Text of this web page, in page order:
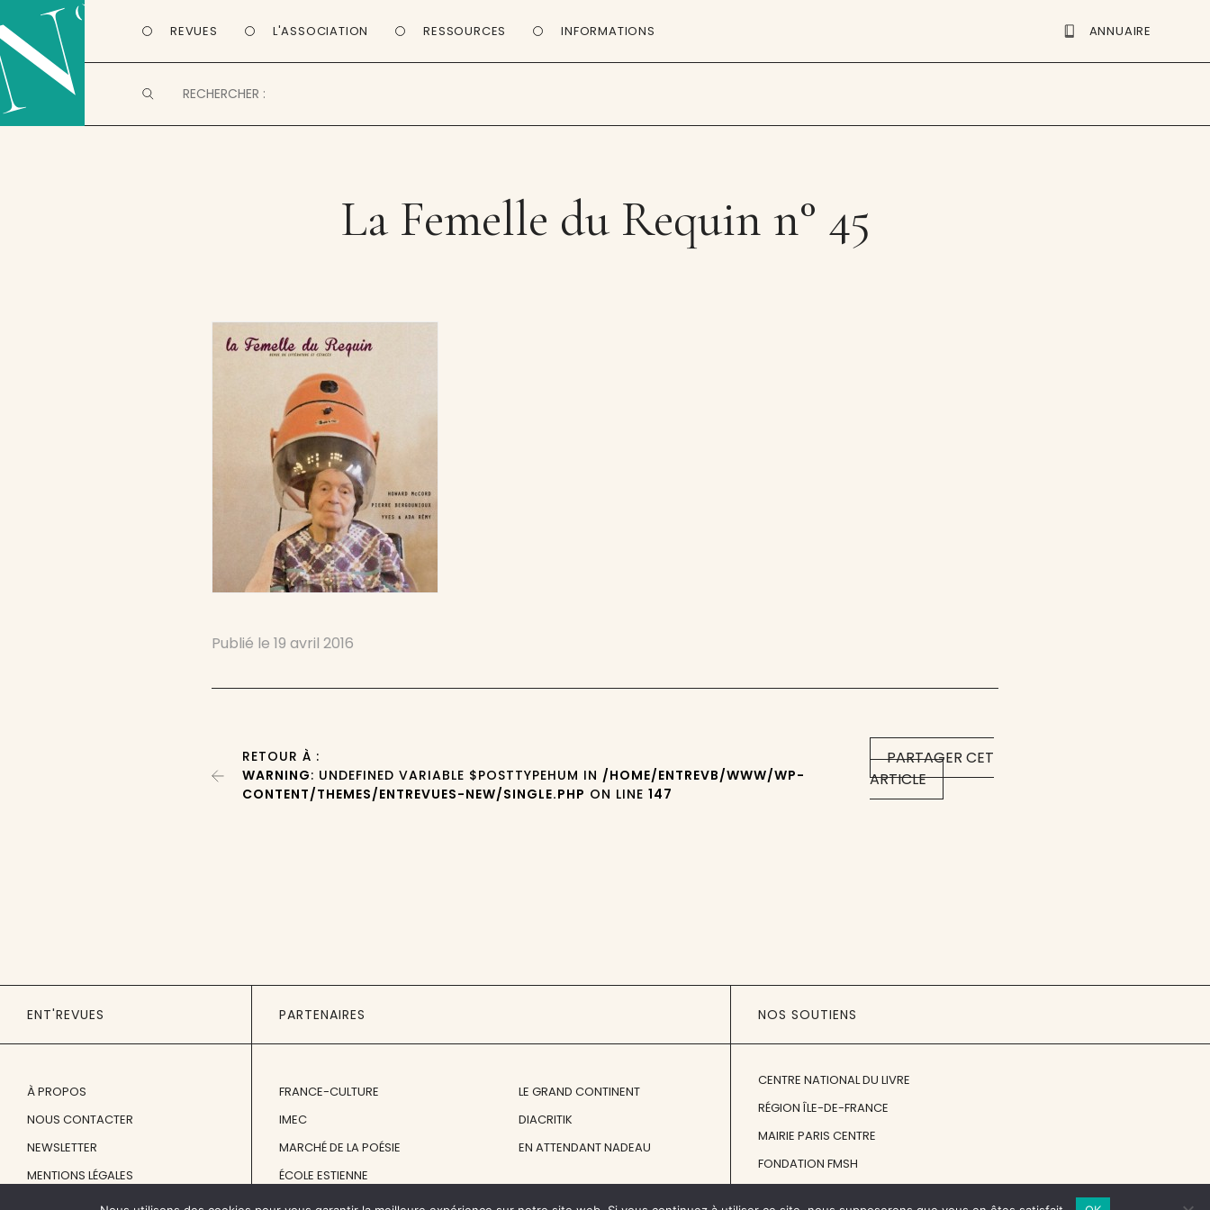
REVUES L'ASSOCIATION RESSOURCES INFORMATIONS ANNUAIRE
La Femelle du Requin n° 45
Publié le19 avril 2016
PARTAGER CET
ARTICLE
RETOUR À :
WARNING: UNDEFINED VARIABLE $POSTTYPEHUM IN /HOME/ENTREVB/WWW/WP-
CONTENT/THEMES/ENTREVUES-NEW/SINGLE.PHP ON LINE147
ENT'REVUES
À PROPOS
NOUS CONTACTER
NEWSLETTER
MENTIONS LÉGALES
PARTENAIRES
FRANCE-CULTURE
IMEC
MARCHÉ DE LA POÉSIE
ÉCOLE ESTIENNE
LE GRAND CONTINENT
DIACRITIK
EN ATTENDANT NADEAU
NOS SOUTIENS
CENTRE NATIONAL DU LIVRE
RÉGION ÎLE-DE-FRANCE
MAIRIE PARIS CENTRE
FONDATION FMSH